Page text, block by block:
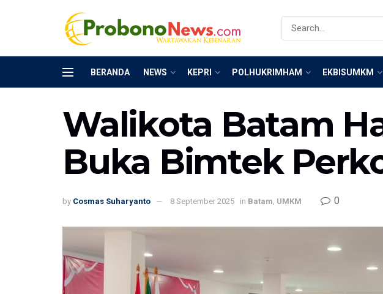
BERANDA NEWS KEPRI POLHUKRIMHAM EKBISUMKM
Walikota Batam
Buka Bimtek
by Cosmas Suharyanto 8 September 2025 in Batam, UMKM 0